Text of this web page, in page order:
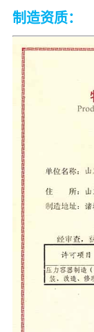
制造资质：